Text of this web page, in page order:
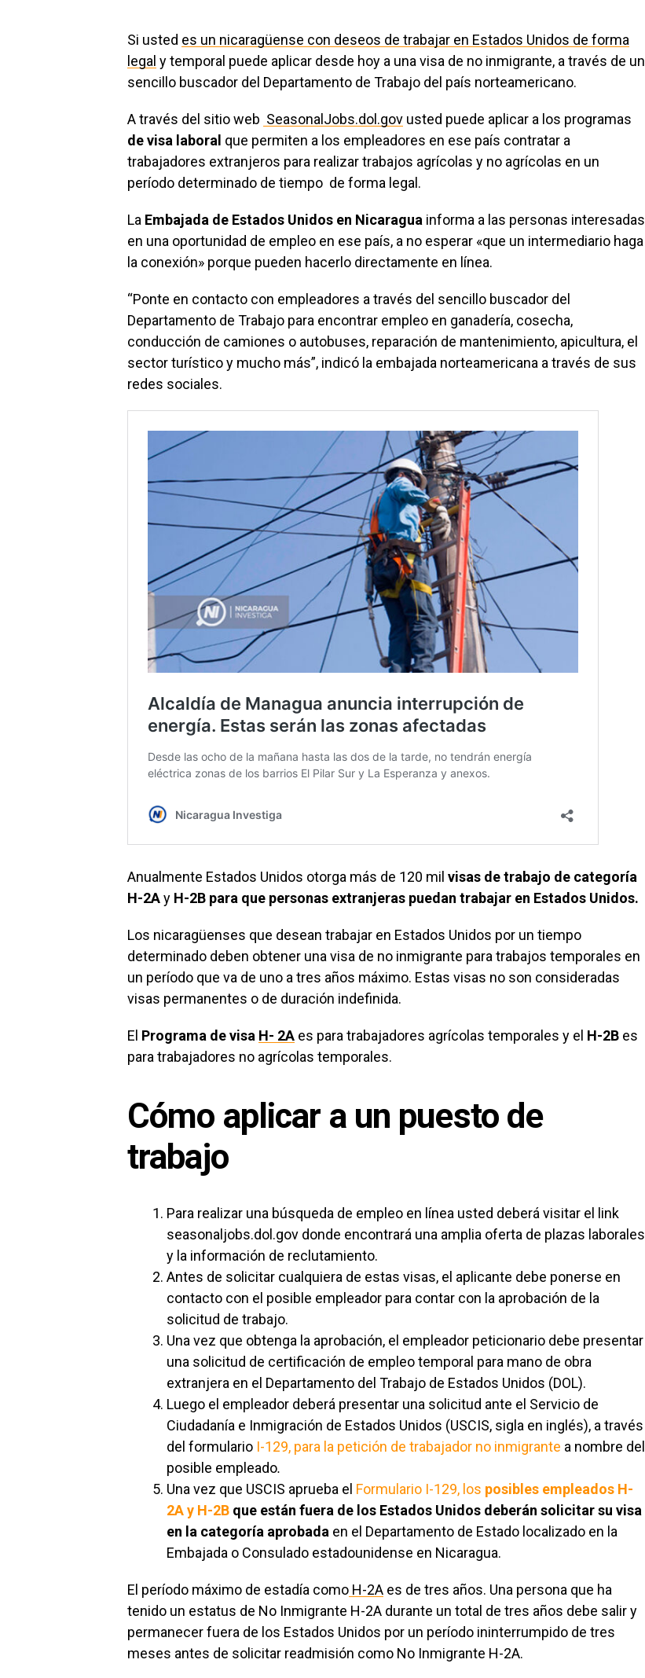
Si usted es un nicaragüense con deseos de trabajar en Estados Unidos de forma
legal y temporal puede aplicar desde hoy a una visa de no inmigrante, a través de un
sencillo buscador del Departamento de Trabajo del país norteamericano.
A través del sitio web SeasonalJobs.dol.gov usted puede aplicar a los programas
de visa laboral que permiten a los empleadores en ese país contratar a
trabajadores extranjeros para realizar trabajos agrícolas y no agrícolas en un
período determinado de tiempo de forma legal.
La Embajada de Estados Unidos en Nicaragua informa a las personas interesadas
en una oportunidad de empleo en ese país, a no esperar «que un intermediario haga
la conexión» porque pueden hacerlo directamente en línea.
“Ponte en contacto con empleadores a través del sencillo buscador del
Departamento de Trabajo para encontrar empleo en ganadería, cosecha,
conducción de camiones o autobuses, reparación de mantenimiento, apicultura, el
sector turístico y mucho más”, indicó la embajada norteamericana a través de sus
redes sociales.
Anualmente Estados Unidos otorga más de 120 mil visas de trabajo de categoría
H-2Ay H-2B para que personas extranjeras puedan trabajar en Estados Unidos.
Los nicaragüenses que desean trabajar en Estados Unidos por un tiempo
determinado deben obtener una visa de no inmigrante para trabajos temporales en
un período que va de uno a tres años máximo. Estas visas no son consideradas
visas permanentes o de duración indefinida.
El Programa de visa H- 2A es para trabajadores agrícolas temporales y el H-2B es
para trabajadores no agrícolas temporales.
Cómo aplicar a un puesto de
trabajo
Para realizar una búsqueda de empleo en línea usted deberá visitar el link
seasonaljobs.dol.gov donde encontrará una amplia oferta de plazas laborales
y la información de reclutamiento.
Antes de solicitar cualquiera de estas visas, el aplicante debe ponerse en
contacto con el posible empleador para contar con la aprobación de la
solicitud de trabajo.
Una vez que obtenga la aprobación, el empleador peticionario debe presentar
una solicitud de certificación de empleo temporal para mano de obra
extranjera en el Departamento del Trabajo de Estados Unidos (DOL).
Luego el empleador deberá presentar una solicitud ante el Servicio de
Ciudadanía e Inmigración de Estados Unidos (USCIS, sigla en inglés), a través
del formulario I-129, para la petición de trabajador no inmigrante a nombre del
posible empleado.
Una vez que USCIS aprueba el Formulario I-129, los posibles empleados H-
2A y H-2B que están fuera de los Estados Unidos deberán solicitar su visa
en la categoría aprobada en el Departamento de Estado localizado en la
Embajada o Consulado estadounidense en Nicaragua.
El período máximo de estadía como H-2A es de tres años. Una persona que ha
tenido un estatus de No Inmigrante H-2A durante un total de tres años debe salir y
permanecer fuera de los Estados Unidos por un período ininterrumpido de tres
meses antes de solicitar readmisión como No Inmigrante H-2A.